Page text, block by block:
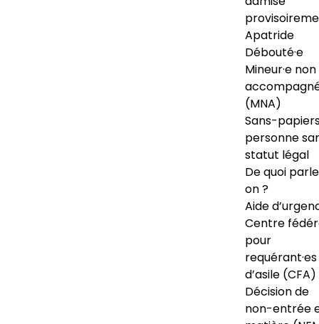
Apatride
Débouté·e
Mineur·e non
(MNA)
Sans-
personne
statut légal
De quoi
on ?
Aide
Centre
pour
requérant·es
d’asile (CFA)
Décision de
non-entrée